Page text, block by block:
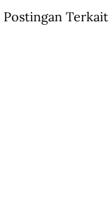
Postingan Terkait